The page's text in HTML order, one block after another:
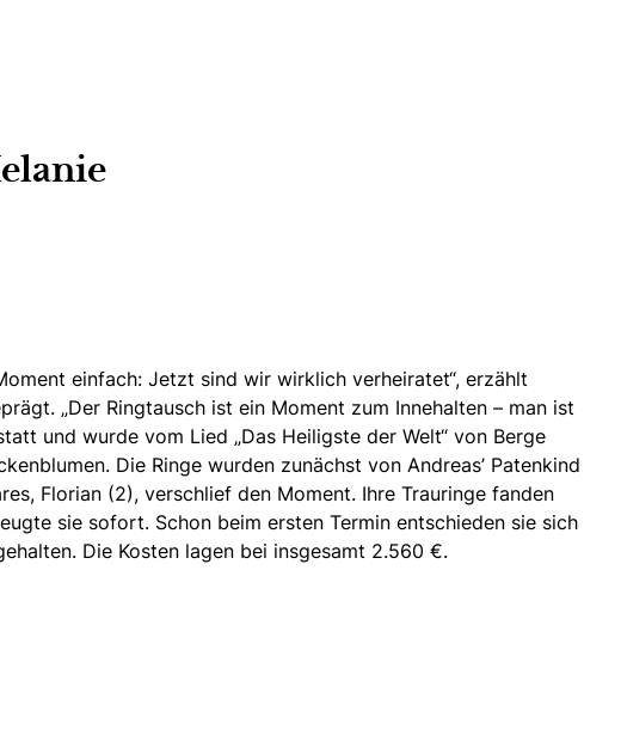
einfach: Jetzt sind wir wirklich verheiratet“, erzählt
„Der Ringtausch ist ein Moment zum Innehalten – man ist
und wurde vom Lied „Das Heiligste der Welt“ von Berge
Die Ringe wurden zunächst von Andreas’ Patenkind
Florian (2), verschlief den Moment. Ihre Trauringe fanden
sie sofort. Schon beim ersten Termin entschieden sie sich
Die Kosten lagen bei insgesamt 2.560 €.